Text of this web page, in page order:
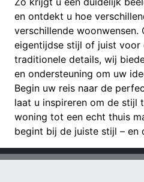
en ontdekt u hoe
verschillende woonwensen.
eigentijdse stijl of juist voor
traditionele details, wij
en ondersteuning om uw
Begin uw reis naar de
laat u inspireren om de stijl
woning tot een echt thuis
begint bij de juiste stijl – en